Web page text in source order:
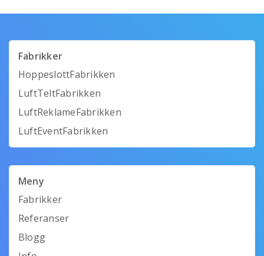
Fabrikker
HoppeslottFabrikken
LuftTeltFabrikken
LuftReklameFabrikken
LuftEventFabrikken
Meny
Fabrikker
Referanser
Blogg